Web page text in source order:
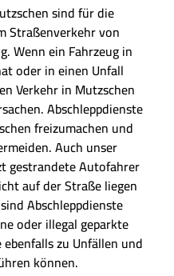
sind für die
Straßenverkehr von
Wenn ein Fahrzeug in
oder in einen Unfall
Verkehr in Mutzschen
Abschleppdienste
freizumachen und
Auch unser
gestrandete Autofahrer
auf der Straße liegen
Abschleppdienste
oder illegal geparkte
zu Unfällen und
können.